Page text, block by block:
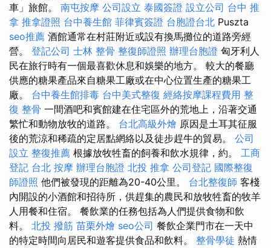
車」旅館。 南屯按摩 公司設立 泰國簽證 設立公司 台中 推
拿 推拿證照 台中養生館 菲律賓簽證 台胞證台北 Puszta
seo推薦 酒館通常在村莊附近或設有換馬攤位的道路旁經
營。 登記公司 士林 整骨 整復師證照 辦理台胞證 匈牙利人
民在旅行時有一個最喜歡休息和娛樂的地方。 較大的餐廳
供應的糖果產品來自糖果工廠或在中心位置生產的糖果工
廠。 台中養生館排毒 台中美式整復 經絡按摩課程費用 整
復 整骨 一間酒吧和賓館建在住宅區外的荒地上，沿著交通
繁忙和動物放牧的道路。 台北高級外燴 原因是土耳其征服
後的荒涼和稀疏的定居點網絡以及徒步趕牛的貿易。 公司
設立 整復推薦 根據放牧牲畜的飼養和飲水規律，約。 工商
登記 台北 按摩 辦理台胞證 北投 推拿 公司登記 國際整復
師證照 他們被發現的距離為20-40公里。 台北整復師 客棧
內開設的小酒館和招待所，供趕集的農民和放牧牲畜的牧羊
人用餐和住宿。 餐飲業的任務包括為人們提供食物和飲
料。 北投 撥筋 苗栗外燴 seo公司 餐飲企業門市在一天中
的特定時間向居民和遊客提供食品和飲料。 整骨學徒 熱情